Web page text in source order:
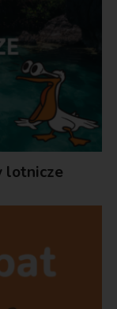
lotnicze